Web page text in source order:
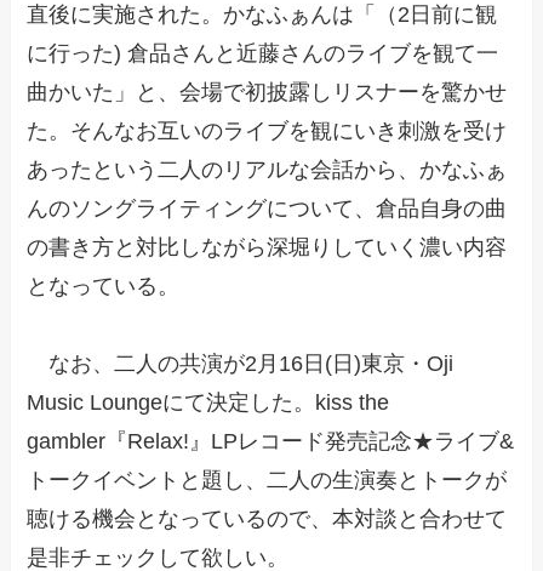
直後に実施された。かなふぁんは「（2日前に観
に行った) 倉品さんと近藤さんのライブを観て一
曲かいた」と、会場で初披露しリスナーを驚かせ
た。そんなお互いのライブを観にいき刺激を受け
あったという二人のリアルな会話から、かなふぁ
んのソングライティングについて、倉品自身の曲
の書き方と対比しながら深堀りしていく濃い内容
となっている。
なお、二人の共演が2月16日(日)東京・Oji
Music Loungeにて決定した。kiss the
gambler『Relax!』LPレコード発売記念★ライブ&
トークイベントと題し、二人の生演奏とトークが
聴ける機会となっているので、本対談と合わせて
是非チェックして欲しい。